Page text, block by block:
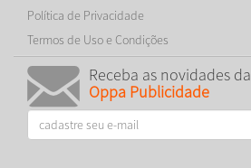
Política de Privacidade
Termos de Uso e Condições
Receba as novidades da
Oppa Publicidade